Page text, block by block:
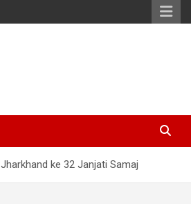
Jharkhand ke 32 Janjati Samaj